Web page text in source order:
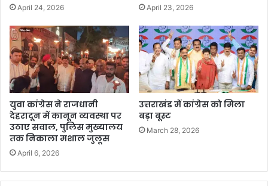
April 24, 2026 April 23, 2026
युवा कांग्रेस ने राजधानी
देहरादून में कानून व्यवस्था पर
उठाए सवाल, पुलिस मुख्यालय
तक निकाला मशाल जुलूस
April 6, 2026
उत्तराखंड में कांग्रेस को मिला
बड़ा बूस्ट
March 28, 2026